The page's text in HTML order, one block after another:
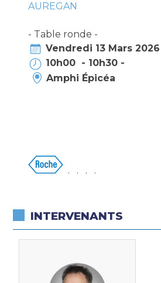
AUREGAN
- Table ronde -
Vendredi 13 Mars 2026
10h00 - 10h30 -
Amphi Épicéa
. . . .
INTERVENANTS